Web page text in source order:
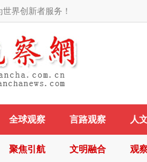
界创新者服务！
全球观察 言路观察 人
聚焦引航 文明融合 观